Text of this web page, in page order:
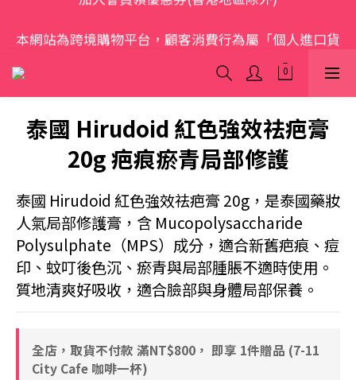
品範圍」，商品僅限顧客個人使用
歡迎光臨 S.A.W
泰國 Hirudoid 紅色強效祛疤膏
20g 疤痕瘀青局部修護
泰國 Hirudoid 紅色強效祛疤膏 20g，是泰國藥妝
人氣局部修護膏，含 Mucopolysaccharide
Polysulphate（MPS）成分，適合新舊疤痕、痘
印、蚊叮後色沉、瘀青與局部腫脹不適時使用。
質地清爽好吸收，適合臉部與身體局部保養。
全店，取貨不付款 滿NT$800， 即享 1件贈品 (7-11
City Cafe 咖啡一杯)